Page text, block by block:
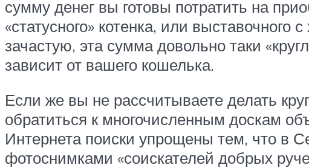
сумму денег вы готовы потратить на
«статусного» котенка, или
зачастую, эта сумма довольно таки
зависит от вашего кошелька.
Если же вы не рассчитываете делать
обратиться к многочисленным доскам
Интернета поиски упрощены тем, что в
фотоснимками «соискателей добрых